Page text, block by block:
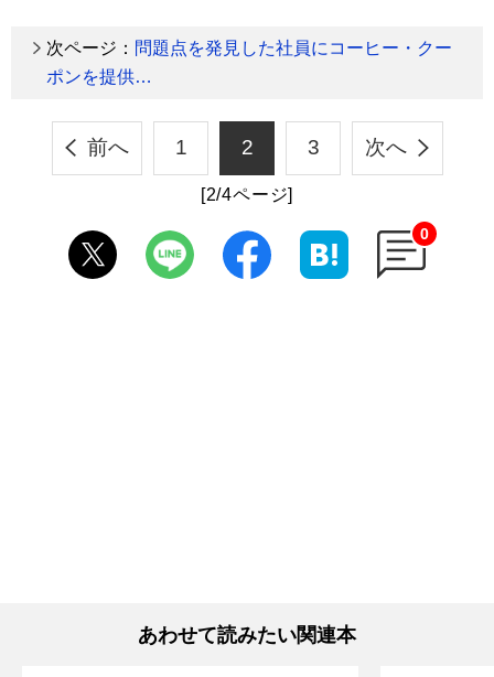
次ページ： 問題点を発見した社員にコーヒー・クー
ポンを提供…
前へ 1 2 3 次へ
[2/4ページ]
0
あわせて読みたい関連本